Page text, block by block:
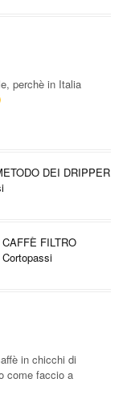
perchè in Italia
DEI DRIPPER
FILTRO
in chicchi di
come faccio a